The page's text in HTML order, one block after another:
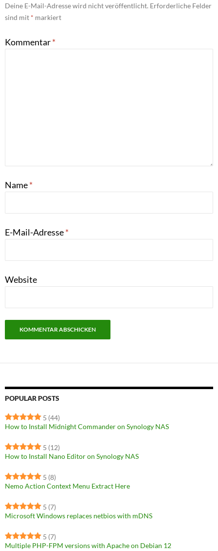
Deine E-Mail-Adresse wird nicht veröffentlicht. Erforderliche Felder
sind mit * markiert
Kommentar*
Name*
E-Mail-Adresse*
Website
POPULAR POSTS
5 (44)
How to Install Midnight Commander on Synology NAS
5 (12)
How to Install Nano Editor on Synology NAS
5 (8)
Nemo Action Context Menu Extract Here
5 (7)
Microsoft Windows replaces netbios with mDNS
5 (7)
Multiple PHP-FPM versions with Apache on Debian 12